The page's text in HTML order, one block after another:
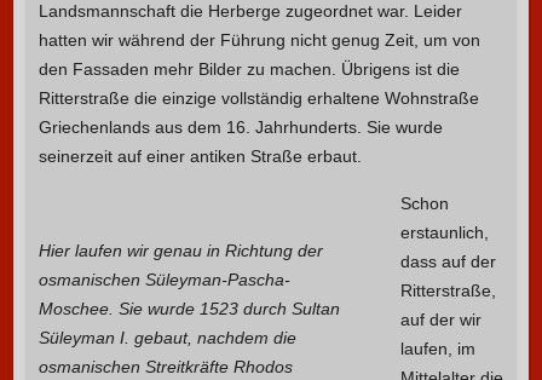
Landsmannschaft die Herberge zugeordnet war. Leider
hatten wir während der Führung nicht genug Zeit, um von
den Fassaden mehr Bilder zu machen. Übrigens ist die
Ritterstraße die einzige vollständig erhaltene Wohnstraße
Griechenlands aus dem 16. Jahrhunderts. Sie wurde
seinerzeit auf einer antiken Straße erbaut.
Hier laufen wir genau in Richtung der
osmanischen Süleyman-Pascha-
Moschee. Sie wurde 1523 durch Sultan
Süleyman I. gebaut, nachdem die
osmanischen Streitkräfte Rhodos
Schon
erstaunlich,
dass auf der
Ritterstraße,
auf der wir
laufen, im